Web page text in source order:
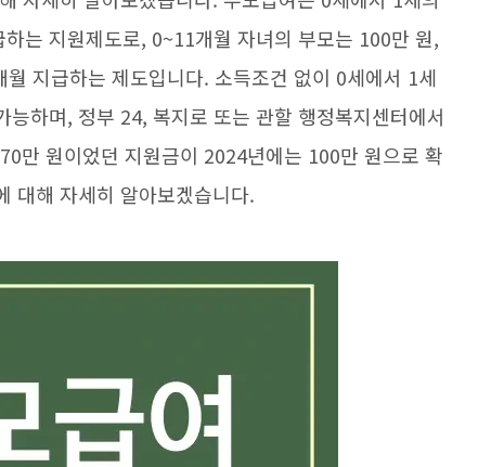
는 지원제도로, 0~11개월 자녀의 부모는 100만 원,
지급하는 제도입니다. 소득조건 없이 0세에서 1세
하며, 정부 24, 복지로 또는 관할 행정복지센터에서
만 원이었던 지원금이 2024년에는 100만 원으로 확
대해 자세히 알아보겠습니다.